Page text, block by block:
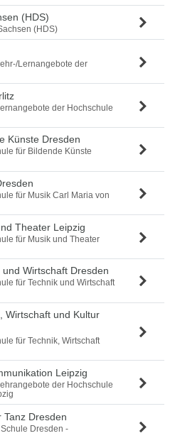
(HDS)
(HDS)
Lernangebote der
der Hochschule
Künste Dresden
für Bildende Künste
für Musik Carl Maria von
Theater Leipzig
für Musik und Theater
Wirtschaft Dresden
für Technik und Wirtschaft
Wirtschaft und Kultur
für Technik, Wirtschaft
Leipzig
der Hochschule
Tanz Dresden
Dresden -